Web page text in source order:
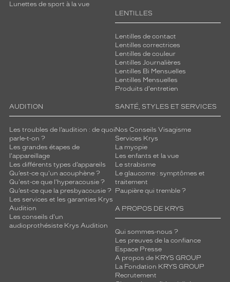
Lunettes de sport à la vue
LENTILLES
Lentilles de contact
Lentilles correctrices
Lentilles de couleur
Lentilles Journalières
Lentilles Bi Mensuelles
Lentilles Mensuelles
Produits d'entretien
AUDITION
Les troubles de l’audition : de quoi
parle-t-on ?
Les grandes étapes de
l'appareillage
Les différents types d’appareils
Qu’est-ce qu'un acouphène ?
Qu'est-ce que l'hyperacousie ?
Qu’est-ce que la presbyacousie ?
Les services et les garanties Krys
Audition
Les conseils d'un
audioprothésiste Krys Audition
SANTÉ, STYLES ET SERVICES
Nos Conseils Visagisme
Services Krys
La myopie
Les enfants et la vue
Le strabisme
Le glaucome : symptômes et
traitement
Paupière qui tremble ?
A PROPOS DE KRYS
Qui sommes-nous ?
Les preuves de la confiance
Espace Presse
A propos de KRYS GROUP
La Fondation KRYS GROUP
Recrutement